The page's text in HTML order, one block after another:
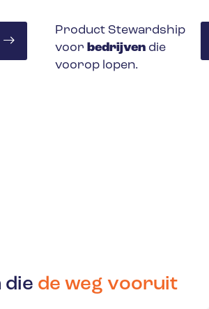
Product Stewardship
voor bedrijvendie
voorop lopen.
die de weg vooruit